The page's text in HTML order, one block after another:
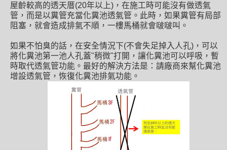
屋齡較高的透天厝(20年以上)，在施工時可能沒有做透氣
管，而是以糞管充當化糞池透氣管。此時，如果糞管有局部
阻塞，就會造成排氣不順，一樓馬桶就會啵啵叫。
如果不怕臭的話，在安全情況下(不會失足掉入人孔)，可以
將化糞池第一池人孔蓋"稍微"打開，讓化糞池可以呼吸，暫
時取代透氣管功能。最好的解決方法是：請廠商來幫化糞池
增設透氣管，恢復化糞池排氣功能。